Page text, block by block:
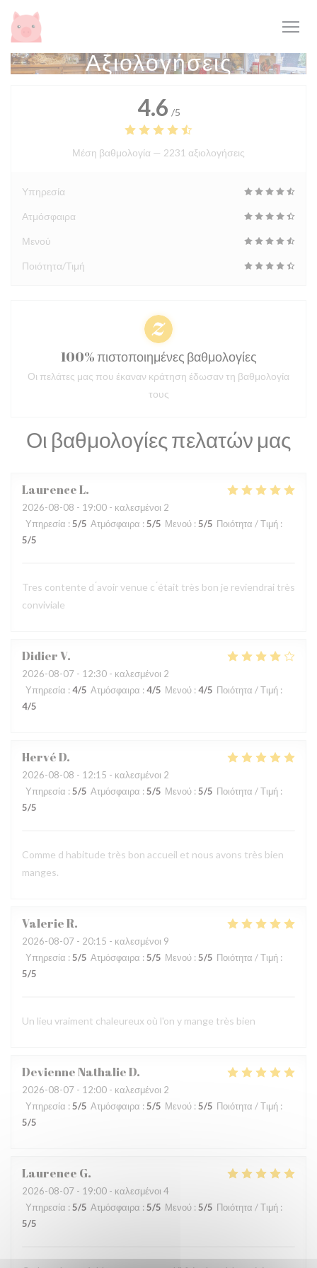
Πίνακας διαχείρισης "Μπισκότων" (Cookies)
Αξιολογήσεις
Οι βαθμολογίες πελατών μας
LaurenceL
2026-08-08 - 19:00 - καλεσμένοι 2
Υπηρεσία : 5/5 Ατμόσφαιρα : 5/5 Μενού : 5/5 Ποιότητα / Τιμή :
5/5
Tres contente d ́avoir venue c ́était très bon je reviendrai très
conviviale
DidierV
2026-08-07 - 12:30 - καλεσμένοι 2
Υπηρεσία : 4/5 Ατμόσφαιρα : 4/5 Μενού : 4/5 Ποιότητα / Τιμή :
4/5
HervéD
2026-08-08 - 12:15 - καλεσμένοι 2
Υπηρεσία : 5/5 Ατμόσφαιρα : 5/5 Μενού : 5/5 Ποιότητα / Τιμή :
5/5
Comme d habitude très bon accueil et nous avons très bien
manges.
ValerieR
2026-08-07 - 20:15 - καλεσμένοι 9
Υπηρεσία : 5/5 Ατμόσφαιρα : 5/5 Μενού : 5/5 Ποιότητα / Τιμή :
5/5
Un lieu vraiment chaleureux où l'on y mange très bien
Devienne NathalieD
2026-08-07 - 12:00 - καλεσμένοι 2
Υπηρεσία :5/5 Ατμόσφαιρα : 5/5 Μενού : 5/5 Ποιότητα / Τιμή :
5/5
Laurence G
2026-08-07 - 19:00 - καλεσμένοι 4
Υπηρεσία : 5/5 Ατμόσφαιρα : 5/5 Μενού : 5/5 Ποιότητα / Τιμή :
5/5
4.6 /5
Μέση βαθμολογία — 2231 αξιολογήσεις
Υπηρεσία
Ατμόσφαιρα
Μενού
Ποιότητα/Τιμή
100% πιστοποιημένες βαθμολογίες
Οι πελάτες μας που έκαναν κράτηση έδωσαν τη βαθμολογία
τους